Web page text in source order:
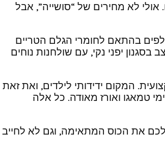
אינם קורעים את הכיס: מנות פתיחה – 18 – 30 ₪. קומבינציות ליחיד – 54 – 82 ₪. קומבינציות לזוג – 168 – 198 ₪. אולי לא מחירים של “סושייה”, אבל
בהתאם לחומרי הגלם הטריים
יפני נקי, עם שולחנות נוחים
המקום ידידותי לילדים, ואת זאת
טמאגו ואורז מאודה. כל אלה
את הכוס המתאימה, וגם לא לחייב